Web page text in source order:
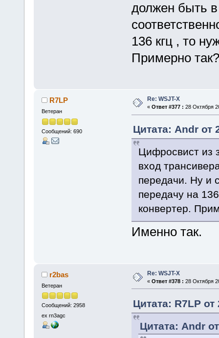
должен быть
136 кгц , то
Примерно так?
R7LP
Ветеран
Сообщений: 690
Re: WSJT-X
« Ответ #377 : 28 Октября
Цитата: Andr от
Цифросвист из
вход
передачи. Ну и
передачу на
конвертер.
Именно так.
r2bas
Ветеран
Сообщений: 2958
ex rn3agc
Re: WSJT-X
« Ответ #378 : 28 Октября
Цитата: R7LP
Цитата: Andr